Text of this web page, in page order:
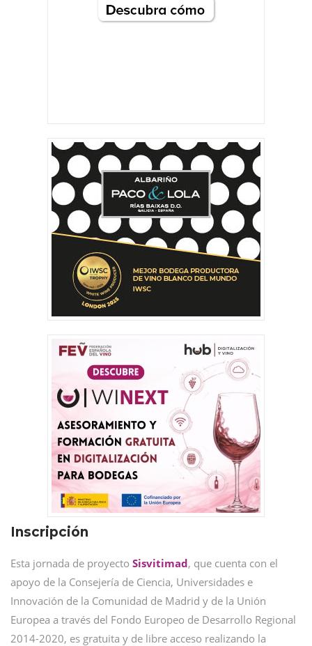
Inscripción
Esta jornada de proyecto Sisvitimad, que cuenta con el
apoyo de la Consejería de Ciencia, Universidades e
Innovación de la Comunidad de Madrid y de la Unión
Europea a través del Fondo Europeo de Desarrollo Regional
2014-2020, es gratuita y de libre acceso realizando la